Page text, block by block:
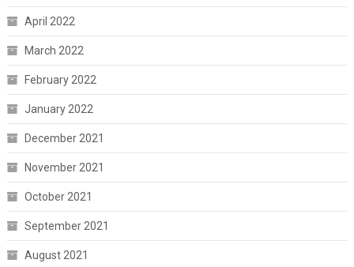
April 2022
March 2022
February 2022
January 2022
December 2021
November 2021
October 2021
September 2021
August 2021